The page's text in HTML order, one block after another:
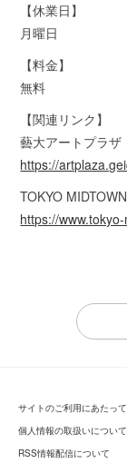
【休業日】
月曜日
【料金】
無料
【関連リンク】
藝大アートプラ
https://
TOKYO
https://
サイトのご利用にあたって
個人情報の取扱いについて
RSS情報配信について